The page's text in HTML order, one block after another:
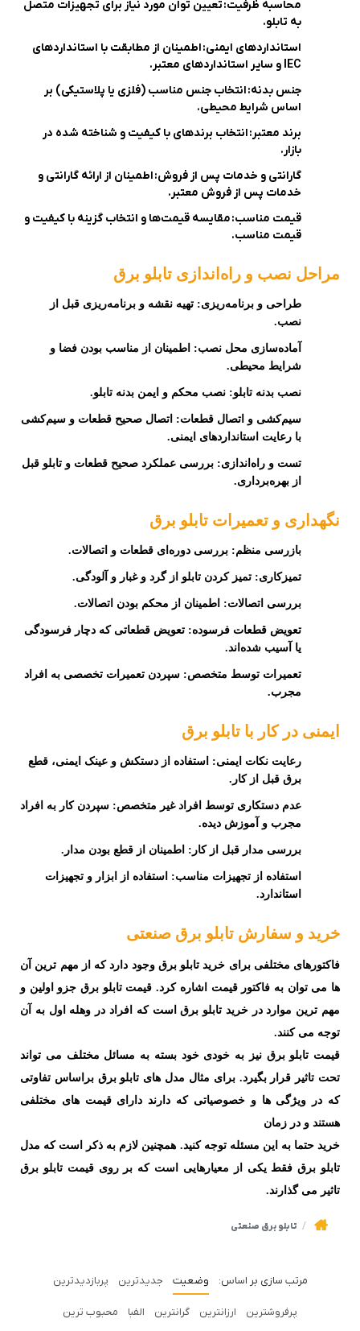
محاسبه ظرفیت:تعیین توان مورد نیاز برای تجهیزات متصل
به تابلو.
استانداردهای ایمنی:اطمینان از مطابقت با استانداردهای
IEC و سایر استانداردهای معتبر.
جنس بدنه:انتخاب جنس مناسب (فلزی یا پلاستیکی) بر
اساس شرایط محیطی.
برند معتبر:انتخاب برندهای با کیفیت و شناخته شده در
بازار.
گارانتی و خدمات پس از فروش:اطمینان از ارائه گارانتی و
خدمات پس از فروش معتبر.
قیمت مناسب:مقایسه قیمت‌ها و انتخاب گزینه با کیفیت و
قیمت مناسب.
مراحل نصب و راه‌اندازی تابلو برق
طراحی و برنامه‌ریزی: تهیه نقشه و برنامه‌ریزی قبل از
نصب.
آماده‌سازی محل نصب: اطمینان از مناسب بودن فضا و
شرایط محیطی.
نصب بدنه تابلو: نصب محکم و ایمن بدنه تابلو.
سیم‌کشی و اتصال قطعات: اتصال صحیح قطعات و سیم‌کشی
با رعایت استانداردهای ایمنی.
تست و راه‌اندازی: بررسی عملکرد صحیح قطعات و تابلو قبل
از بهره‌برداری.
نگهداری و تعمیرات تابلو برق
بازرسی منظم: بررسی دوره‌ای قطعات و اتصالات.
تمیزکاری: تمیز کردن تابلو از گرد و غبار و آلودگی.
بررسی اتصالات: اطمینان از محکم بودن اتصالات.
تعویض قطعات فرسوده: تعویض قطعاتی که دچار فرسودگی
یا آسیب شده‌اند.
تعمیرات توسط متخصص: سپردن تعمیرات تخصصی به افراد
مجرب.
ایمنی در کار با تابلو برق
رعایت نکات ایمنی: استفاده از دستکش و عینک ایمنی، قطع
برق قبل از کار.
عدم دستکاری توسط افراد غیر متخصص: سپردن کار به افراد
مجرب و آموزش دیده.
بررسی مدار قبل از کار: اطمینان از قطع بودن مدار.
استفاده از تجهیزات مناسب: استفاده از ابزار و تجهیزات
استاندارد.
خرید و سفارش تابلو برق صنعتی
فاکتورهای مختلفی برای خرید تابلو برق وجود دارد که از مهم ترین آن
ها می توان به فاکتور قیمت اشاره کرد. قیمت تابلو برق جزو اولین و
مهم ترین موارد در خرید تابلو برق است که افراد در وهله اول به آن
توجه می کنند.
قیمت تابلو برق نیز به خودی خود بسته به مسائل مختلف می تواند
تحت تاثیر قرار بگیرد. برای مثال مدل های تابلو برق براساس تفاوتی
که در ویژگی ها و خصوصیاتی که دارند دارای قیمت های مختلفی
هستند و در زمان
خرید حتما به این مسئله توجه کنید. همچنین لازم به ذکر است که مدل
تابلو برق فقط یکی از معیارهایی است که بر روی قیمت تابلو برق
تاثیر می گذارند.
تابلو برق صنعتی
وضعیت جدیدترین پربازدیدترین
پرفروشترین ارزانترین گرانترین الفبا محبوب ترین